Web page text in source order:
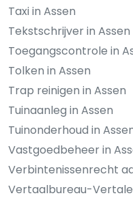
Taxi in Assen
Tekstschrijver in Assen
Toegangscontrole in
Tolken in Assen
Trap reinigen in Assen
Tuinaanleg in Assen
Tuinonderhoud in
Vastgoedbeheer in
Verbintenissenrecht
Vertaalbureau-